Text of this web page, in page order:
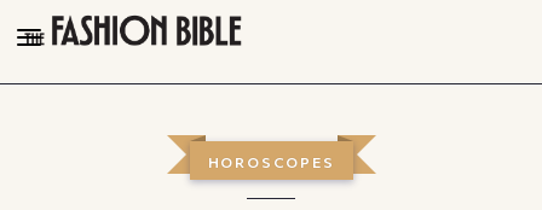
THE FASHION BIBLE
HOROSCOPES